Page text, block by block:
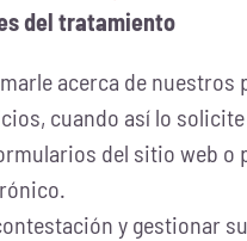
del tratamiento
acerca de nuestros
cuando así lo
del sitio web o
y gestionar